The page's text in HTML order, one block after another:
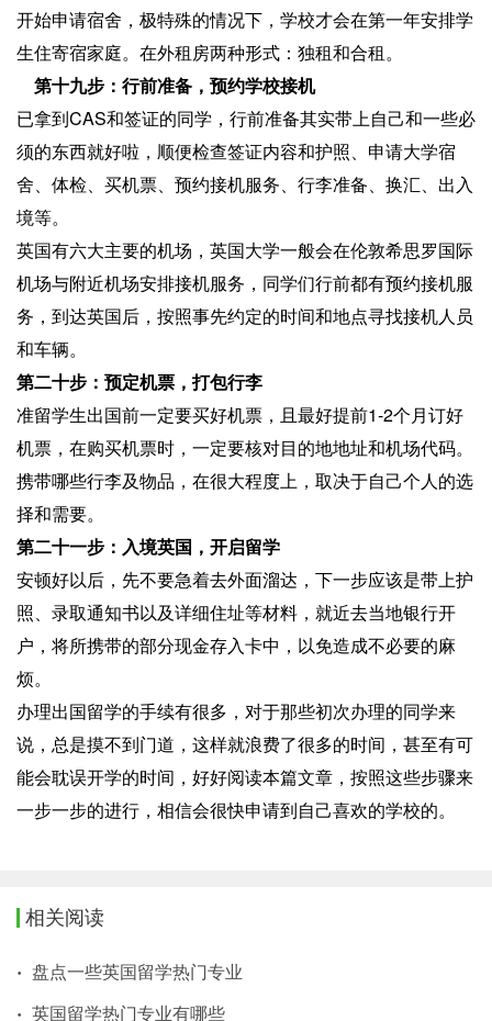
开始申请宿舍，极特殊的情况下，学校才会在第一年安排学
生住寄宿家庭。在外租房两种形式：独租和合租。
第十九步：行前准备，预约学校接机
已拿到CAS和签证的同学，行前准备其实带上自己和一些必
须的东西就好啦，顺便检查签证内容和护照、申请大学宿
舍、体检、买机票、预约接机服务、行李准备、换汇、出入
境等。
英国有六大主要的机场，英国大学一般会在伦敦希思罗国际
机场与附近机场安排接机服务，同学们行前都有预约接机服
务，到达英国后，按照事先约定的时间和地点寻找接机人员
和车辆。
第二十步：预定机票，打包行李
准留学生出国前一定要买好机票，且最好提前1-2个月订好
机票，在购买机票时，一定要核对目的地地址和机场代码。
携带哪些行李及物品，在很大程度上，取决于自己个人的选
择和需要。
第二十一步：入境英国，开启留学
安顿好以后，先不要急着去外面溜达，下一步应该是带上护
照、录取通知书以及详细住址等材料，就近去当地银行开
户，将所携带的部分现金存入卡中，以免造成不必要的麻
烦。
办理出国留学的手续有很多，对于那些初次办理的同学来
说，总是摸不到门道，这样就浪费了很多的时间，甚至有可
能会耽误开学的时间，好好阅读本篇文章，按照这些步骤来
一步一步的进行，相信会很快申请到自己喜欢的学校的。
相关阅读
盘点一些英国留学热门专业
英国留学热门专业有哪些